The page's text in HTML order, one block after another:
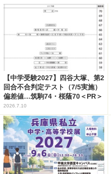
【中学受験2027】四谷大塚、第2
回合不合判定テスト（7/5実施）
偏差値…筑駒74・桜蔭70＜PR＞
2026.7.10